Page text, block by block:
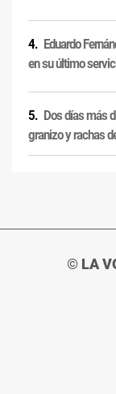
Eduardo
en su último
Dos días más
granizo y rachas
© LA